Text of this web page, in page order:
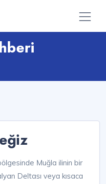
Muğla ilinin bir
Deltası veya kısaca